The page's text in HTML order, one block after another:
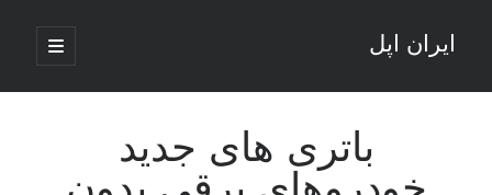
ایران اپل
باز
کردن
اصلی
نوار
باتری های جدید